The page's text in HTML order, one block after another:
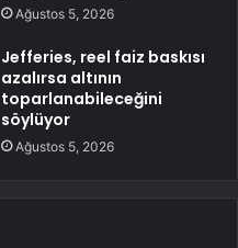
Ağustos 5, 2026
Jefferies, reel faiz baskısı
azalırsa altının
toparlanabileceğini
söylüyor
Ağustos 5, 2026